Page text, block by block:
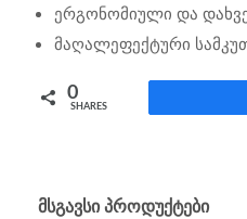
ერგონომიული და
მაღალეფექტური
0
SHARES
ᲛᲡᲒᲐᲕᲡᲘ ᲞᲠᲝᲓᲣᲥᲢᲔᲑᲘ